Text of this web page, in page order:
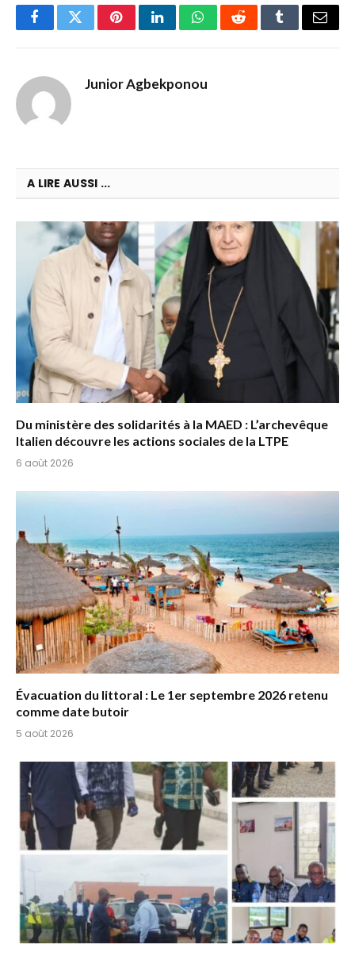
FacebookTwitterPinterestLinkedInWhatsAppRedditTumblrEmail
Junior Agbekponou
A LIRE AUSSI ...
Du ministère des solidarités à la MAED : L’archevêque
Italien découvre les actions sociales de la LTPE
6 août 2026
Évacuation du littoral : Le 1er septembre 2026 retenu
comme date butoir
5 août 2026